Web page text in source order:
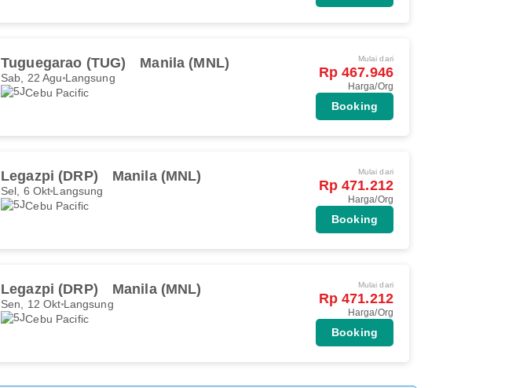
Tuguegarao (TUG) Manila (MNL)
Sab, 22 Agu Langsung
Cebu Pacific
Mulai dari
Rp 467.946
Harga/Org
Booking
Legazpi (DRP) Manila (MNL)
Sel, 6 Okt Langsung
Cebu Pacific
Mulai dari
Rp 471.212
Harga/Org
Booking
Legazpi (DRP) Manila (MNL)
Sen, 12 Okt Langsung
Cebu Pacific
Mulai dari
Rp 471.212
Harga/Org
Booking